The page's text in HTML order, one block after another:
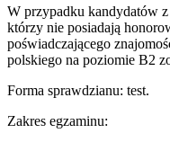
W przypadku kandydatów
którzy nie posiadają
poświadczającego
polskiego na poziomie B2
Forma sprawdzianu: test.
Zakres egzaminu: